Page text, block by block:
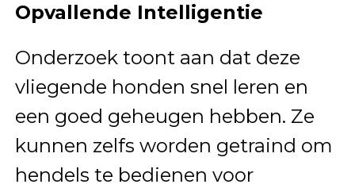
Opvallende Intelligentie
Onderzoek toont aan dat deze
vliegende honden snel leren en
een goed geheugen hebben. Ze
kunnen zelfs worden getraind om
hendels te bedienen voor